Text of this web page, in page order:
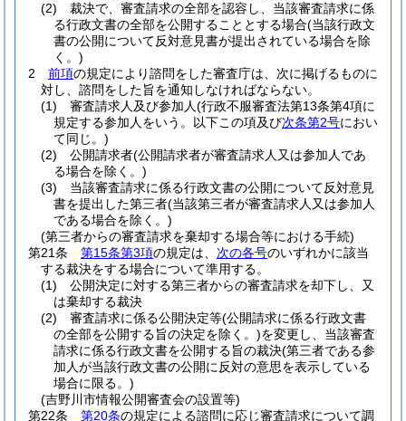
(2)
裁決で、審査請求の全部を認容し、当該審査請求に係
る行政文書の全部を公開することとする場合(当該行政文
書の公開について反対意見書が提出されている場合を除
く。)
2
前項の規定により諮問をした審査庁は、次に掲げるものに
対し、諮問をした旨を通知しなければならない。
(1)
審査請求人及び参加人(行政不服審査法第13条第4項に
規定する参加人をいう。以下この項及び次条第2号におい
て同じ。)
(2)
公開請求者(公開請求者が審査請求人又は参加人であ
る場合を除く。)
(3)
当該審査請求に係る行政文書の公開について反対意見
書を提出した第三者(当該第三者が審査請求人又は参加人
である場合を除く。)
(第三者からの審査請求を棄却する場合等における手続)
第21条
第15条第3項の規定は、 次の各号のいずれかに該当
する裁決をする場合について準用する。
(1)
公開決定に対する第三者からの審査請求を却下し、又
は棄却する裁決
(2)
審査請求に係る公開決定等(公開請求に係る行政文書
の全部を公開する旨の決定を除く。)を変更し、当該審査
請求に係る行政文書を公開する旨の裁決(第三者である参
加人が当該行政文書の公開に反対の意思を表示している
場合に限る。)
(吉野川市情報公開審査会の設置等)
第22条
第20条の規定による諮問に応じ審査請求について調